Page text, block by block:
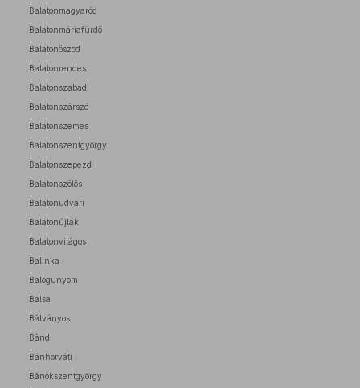
Balatonmagyaród
Balatonmáriafürdő
Balatonőszöd
Balatonrendes
Balatonszabadi
Balatonszárszó
Balatonszemes
Balatonszentgyörgy
Balatonszepezd
Balatonszőlős
Balatonudvari
Balatonújlak
Balatonvilágos
Balinka
Balogunyom
Balsa
Bálványos
Bánd
Bánhorváti
Bánokszentgyörgy